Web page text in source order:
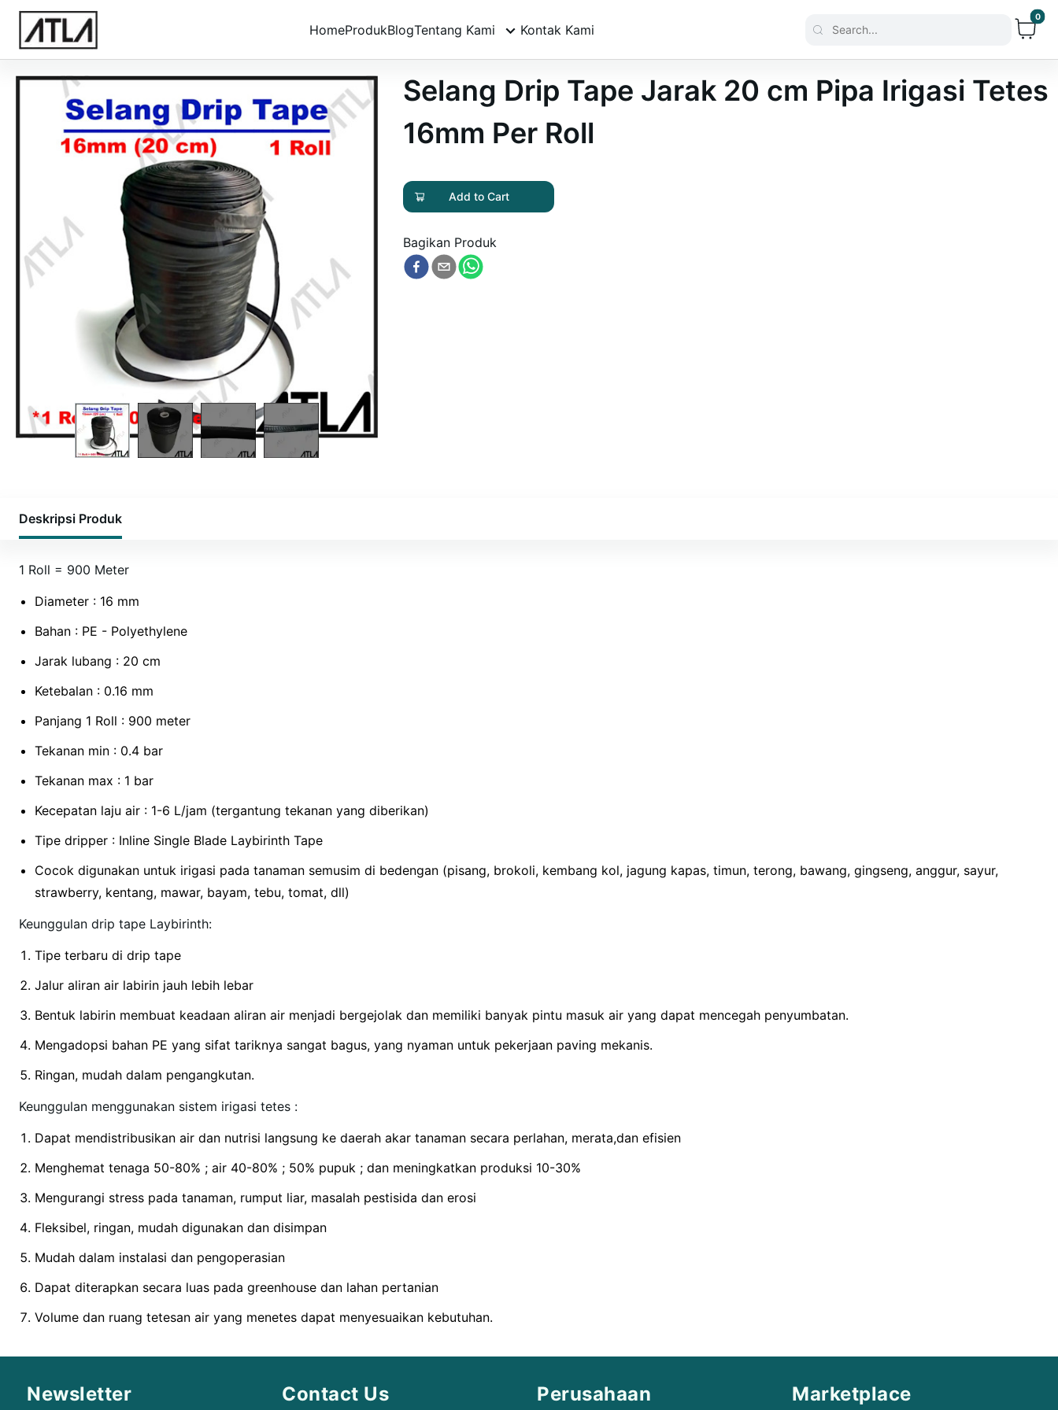
HomeProdukBlogTentang Kami Kontak Kami Search...
0
Selang Drip Tape Jarak 20 cm Pipa Irigasi Tetes
16mm Per Roll
Add to Cart
Bagikan Produk
Deskripsi Produk
1 Roll = 900 Meter
Diameter : 16 mm
Bahan : PE - Polyethylene
Jarak lubang : 20 cm
Ketebalan : 0.16 mm
Panjang 1 Roll : 900 meter
Tekanan min : 0.4 bar
Tekanan max : 1 bar
Kecepatan laju air : 1-6 L/jam (tergantung tekanan yang diberikan)
Tipe dripper : Inline Single Blade Laybirinth Tape
Cocok digunakan untuk irigasi pada tanaman semusim di bedengan (pisang, brokoli, kembang kol, jagung kapas, timun, terong, bawang, gingseng, anggur, sayur,
strawberry, kentang, mawar, bayam, tebu, tomat, dll)
Keunggulan drip tape Laybirinth:
Tipe terbaru di drip tape
Jalur aliran air labirin jauh lebih lebar
Bentuk labirin membuat keadaan aliran air menjadi bergejolak dan memiliki banyak pintu masuk air yang dapat mencegah penyumbatan.
Mengadopsi bahan PE yang sifat tariknya sangat bagus, yang nyaman untuk pekerjaan paving mekanis.
Ringan, mudah dalam pengangkutan.
Keunggulan menggunakan sistem irigasi tetes :
Dapat mendistribusikan air dan nutrisi langsung ke daerah akar tanaman secara perlahan, merata,dan efisien
Menghemat tenaga 50-80% ; air 40-80% ; 50% pupuk ; dan meningkatkan produksi 10-30%
Mengurangi stress pada tanaman, rumput liar, masalah pestisida dan erosi
Fleksibel, ringan, mudah digunakan dan disimpan
Mudah dalam instalasi dan pengoperasian
Dapat diterapkan secara luas pada greenhouse dan lahan pertanian
Volume dan ruang tetesan air yang menetes dapat menyesuaikan kebutuhan.
Newsletter Contact Us Perusahaan Marketplace